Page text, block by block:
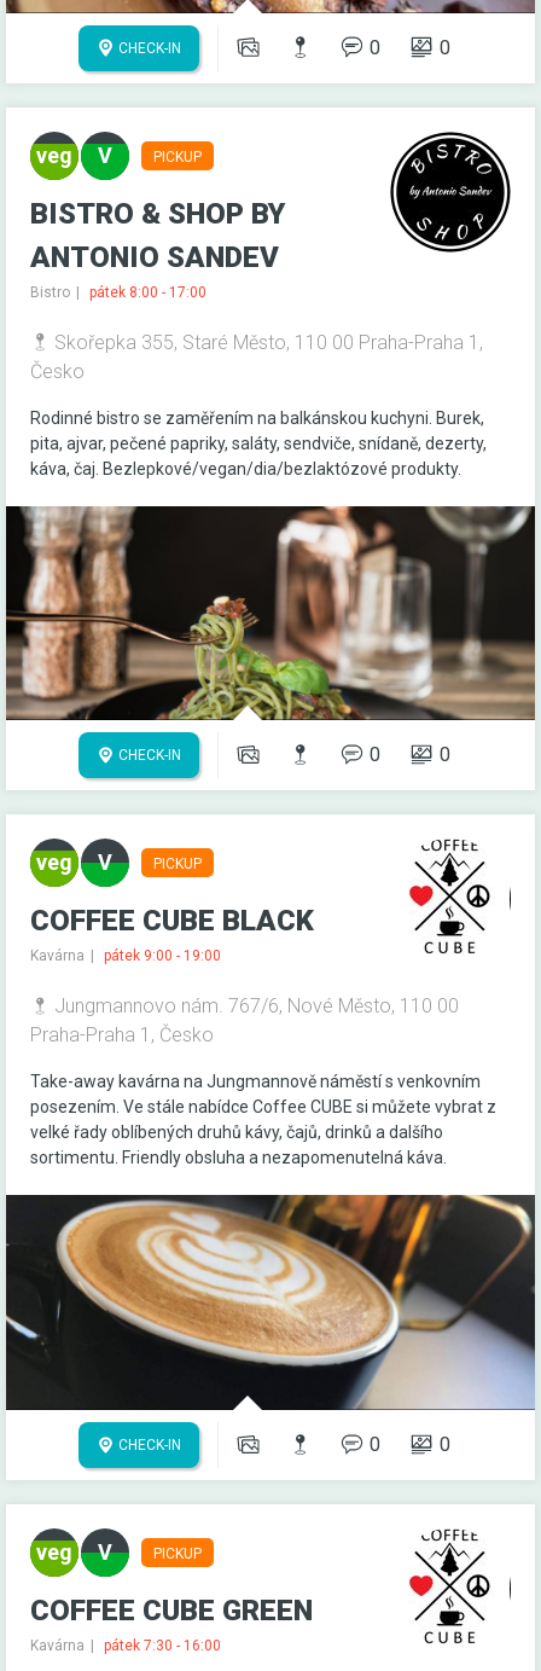
CHECK-IN 0 0
PICKUP
BISTRO & SHOP BY
ANTONIO SANDEV
Bistro pátek 8:00 - 17:00
Skořepka 355, Staré Město, 110 00 Praha-Praha 1,
Česko
Rodinné bistro se zaměřením na balkánskou kuchyni. Burek,
pita, ajvar, pečené papriky, saláty, sendviče, snídaně, dezerty,
káva, čaj. Bezlepkové/vegan/dia/bezlaktózové produkty.
CHECK-IN 0 0
PICKUP
COFFEE CUBE BLACK
Kavárna pátek 9:00 - 19:00
Jungmannovo nám. 767/6, Nové Město, 110 00
Praha-Praha 1, Česko
Take-away kavárna na Jungmannově náměstí s venkovním
posezením. Ve stále nabídce Coffee CUBE si můžete vybrat z
velké řady oblíbených druhů kávy, čajů, drinků a dalšího
sortimentu. Friendly obsluha a nezapomenutelná káva.
CHECK-IN 0 0
PICKUP
COFFEE CUBE GREEN
Kavárna pátek 7:30 - 16:00